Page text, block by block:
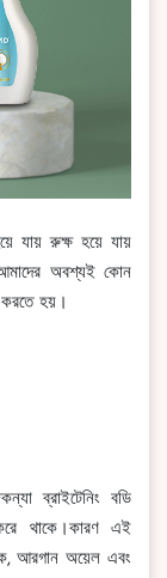
যায় রুক্ষ হয়ে যায়
অবশ্যই কোন
করতে হয়।
ব্রাইটেনিং বডি
থাকে।কারণ এই
আরগান অয়েল এবং